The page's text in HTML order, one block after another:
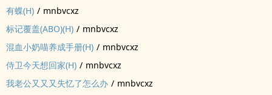
有蝶(H) / mnbvcxz
标记覆盖(ABO)(H) / mnbvcxz
混血小奶喵养成手册(H) / mnbvcxz
侍卫今天想回家(H) / mnbvcxz
我老公又又又失忆了怎么办 / mnbvcxz